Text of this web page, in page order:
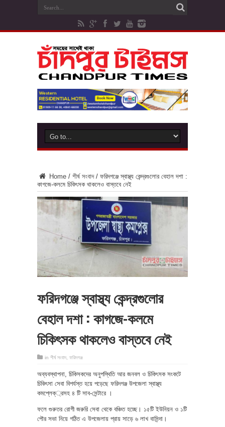
Home / শীর্ষ সংবাদ / ফরিদগঞ্জে স্বাস্থ্য কেন্দ্রগুলোর বেহাল দশা :
কাগজে-কলমে চিকিৎসক থাকলেও বাস্তবে নেই
ফরিদগঞ্জে স্বাস্থ্য কেন্দ্রগুলোর
বেহাল দশা : কাগজে-কলমে
চিকিৎসক থাকলেও বাস্তবে নেই
in শীর্ষ সংবাদ ফরিদগঞ্জ
অব্যবস্থাপনা, চিকিসকদের অনুপস্থিতি আর জনবল ও চিকিৎসক সংকটে
চিকিৎসা সেবা বিপর্যস্ত হয়ে পড়েছে ফরিদগঞ্জ উপজেলা স্বাস্থ্য
কমপ্লেক্্রসহ ৪ টি সাব-সেন্টারে ।
ফলে গুরুতর রোগী জরুরি সেবা থেকে বঞ্চিত হচ্ছে। ১৫টি ইউনিয়ন ও ১টি
পৌর সভা নিয়ে গঠিত এ উপজেলায় প্রায় সাড়ে ৬ লাখ বাসিন্দা।